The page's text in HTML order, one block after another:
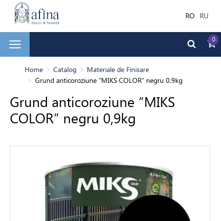
RO RU
faianță
de Finisare
0
Home Catalog
Materiale de Finisare
Grund anticoroziune ”MIKS COLOR” negru 0,9kg
Grund anticoroziune ”MIKS
COLOR” negru 0,9kg